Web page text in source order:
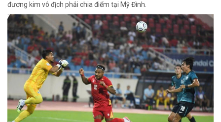
đương kim vô địch phải chia điểm tại Mỹ Đình.